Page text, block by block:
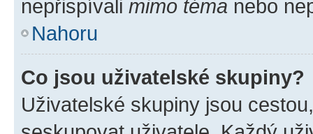
nepřispívali mimo téma nebo
Nahoru
Co jsou uživatelské skupiny?
Uživatelské skupiny jsou